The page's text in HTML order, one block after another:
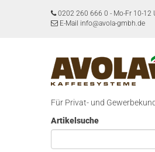
0202 260 666 0 - Mo-Fr 10-12
E-Mail info@avola-gmbh.de
Für Privat- und
Artikelsuche